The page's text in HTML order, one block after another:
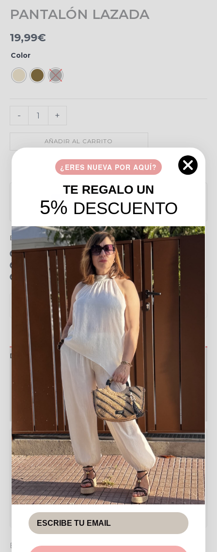
PANTALÓN LAZADA
19,99€
Color
-
cantidad
+
AÑADIR AL CARRITO
Añadir a favoritos
Envío gratis en pedidos de más de 49 €
15 días para realizar devoluciones
Resolvemos tus dudas por llamada o WhatsApp
Recogida en tienda gratis
VER MEDIDAS Y GUÍA DE TALLAS
Descripción
Información adicional
Valoraciones (0)
Política de devoluciones
Tabla de medidas
Medida Valor
Cintura (elástica) 33-53 cm
Largo total 94 cm
ELEVA TU ESTILO CON EL PANTALÓN LAZADA:
¿ERES NUEVA POR AQUÍ?
TE REGALO UN
5% DESCUENTO